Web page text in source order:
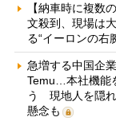
【納車時に複数
文殺到、現場は
る“イーロンの右
急増する中国企
Temu…本社機能
う 現地人を隠れ
懸念も